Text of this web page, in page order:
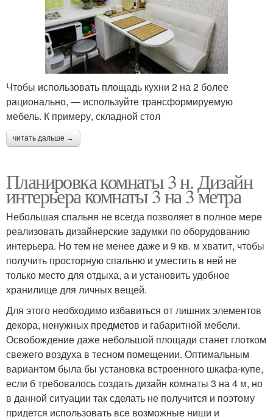
Чтобы использовать площадь кухни 2 на 2 более
рационально, — используйте трансформируемую
мебель. К примеру, складной стол
читать дальше →
Планировка комнаты 3 н. Дизайн
интерьера комнаты 3 на 3 метра
Небольшая спальня не всегда позволяет в полное мере
реализовать дизайнерские задумки по оборудованию
интерьера. Но тем не менее даже и 9 кв. м хватит, чтобы
получить просторную спальню и уместить в ней не
только место для отдыха, а и установить удобное
хранилище для личных вещей.
Для этого необходимо избавиться от лишних элементов
декора, ненужных предметов и габаритной мебели.
Освобождение даже небольшой площади станет глотком
свежего воздуха в тесном помещении. Оптимальным
вариантом была бы установка встроенного шкафа-купе,
если б требовалось создать дизайн комнаты 3 на 4 м, но
в данной ситуации так сделать не получится и поэтому
придется использовать все возможные ниши и